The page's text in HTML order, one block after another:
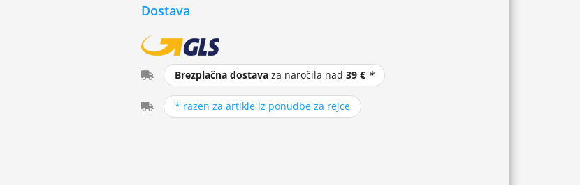
Dostava
Brezplačna dostavaza naročila nad 39 € *
* razen za artikle iz ponudbe za rejce